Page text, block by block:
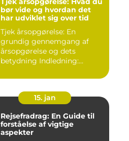
bør vide og hvordan det
har udviklet sig over tid
Tjek årsopgørelse: En
grundig gennemgang af
årsopgørelse og dets
betydning Indledning:
15. jan
Rejsefradrag: En Guide til
forståelse af vigtige
aspekter